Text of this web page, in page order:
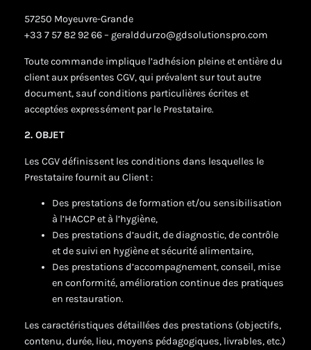
57250 Moyeuvre-Grande
+33 7 57 82 92 66 – geralddurzo@gdsolutionspro.com
Toute commande implique l’adhésion pleine et entière du
client aux présentes CGV, qui prévalent sur tout autre
document, sauf conditions particulières écrites et
acceptées expressément par le Prestataire.
2. OBJET
Les CGV définissent les conditions dans lesquelles le
Prestataire fournit au Client :
Des prestations de formation et/ou sensibilisation
à l’HACCP et à l’hygiène,
Des prestations d’audit, de diagnostic, de contrôle
et de suivi en hygiène et sécurité alimentaire,
Des prestations d’accompagnement, conseil, mise
en conformité, amélioration continue des pratiques
en restauration.
Les caractéristiques détaillées des prestations (objectifs,
contenu, durée, lieu, moyens pédagogiques, livrables, etc.)